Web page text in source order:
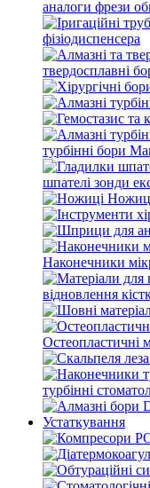
аналоги фрези
фізіодиспенсера
твердосплавні
турбінні бори
шпателі зонди
Наконечники
відновлення
Остеопластичні
турбінні
Устаткування